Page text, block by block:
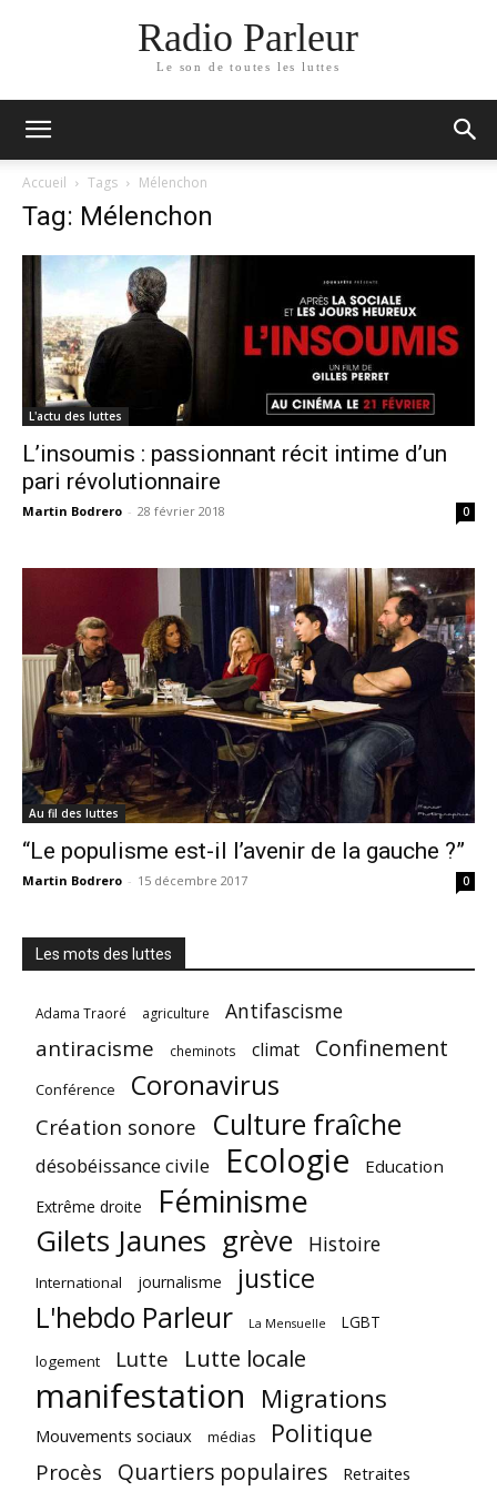
Radio Parleur
Le son de toutes les luttes
Accueil Tags Mélenchon
Tag: Mélenchon
L'actu des luttes
L’insoumis : passionnant récit intime d’un
pari révolutionnaire
Martin Bodrero - 28 février 2018 0
Au fil des luttes
“Le populisme est-il l’avenir de la gauche ?”
Martin Bodrero - 15 décembre 2017 0
Les mots des luttes
Adama Traoré agriculture Antifascisme
antiracisme cheminots climat Confinement
Conférence Coronavirus
Création sonore Culture fraîche
désobéissance civile Ecologie Education
Extrême droite Féminisme
Gilets Jaunes grève Histoire
International journalisme justice
L'hebdo Parleur La Mensuelle
LGBT
logement
Lutte Lutte locale
manifestation Migrations
Mouvements sociaux médias Politique
Procès Quartiers populaires Retraites